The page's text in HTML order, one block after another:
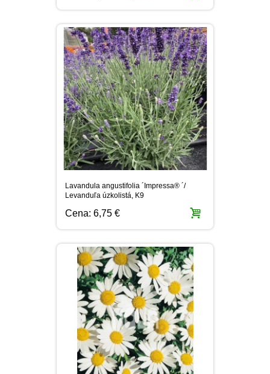
Lavandula angustifolia ´Impressa® ´/
Levanduľa úzkolistá, K9
Cena: 6,75 €